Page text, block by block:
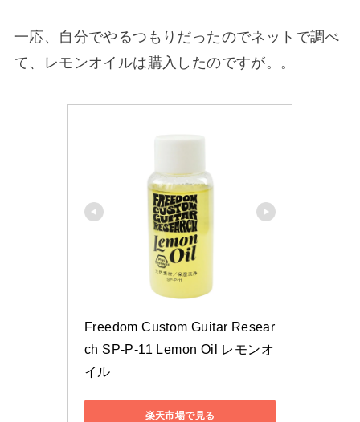
一応、自分でやるつもりだったのでネットで調べ
て、レモンオイルは購入したのですが。。
Freedom Custom Guitar Resear
ch SP-P-11 Lemon Oil レモンオ
イル
楽天市場で見る